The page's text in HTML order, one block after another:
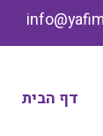
דף הבית